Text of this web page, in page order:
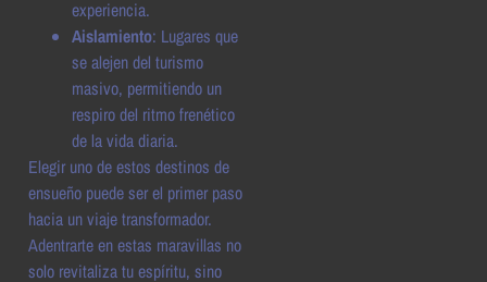
experiencia.
Aislamiento: Lugares que
se alejen del turismo
masivo, permitiendo un
respiro del ritmo frenético
de la vida diaria.
Elegir uno de estos destinos de
ensueño puede ser el primer paso
hacia un viaje transformador.
Adentrarte en estas maravillas no
solo revitaliza tu espíritu, sino